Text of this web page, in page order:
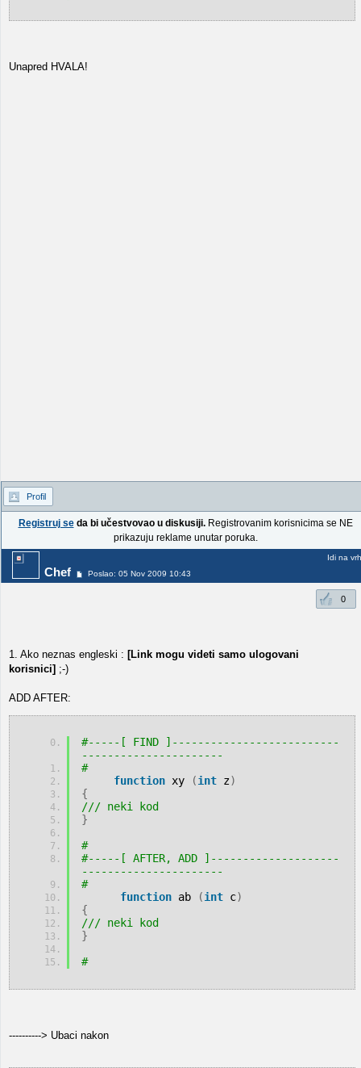
Unapred HVALA!
Profil
Registruj seda bi učestvovao u diskusiji.Registrovanim korisnicima se NE
prikazuju reklame unutar poruka.
Chef Poslao: 05 Nov 2009 10:43
Idi na vrh
0
1. Ako neznas engleski : [Link mogu videti samo ulogovani
korisnici] ;-)
ADD AFTER:
#-----[ FIND ]--------------------------
----------------------
#
function xy (int z)
{
/// neki kod
}
#
#-----[ AFTER, ADD ]--------------------
----------------------
#
function ab (int c)
{
/// neki kod
}
#
----------> Ubaci nakon